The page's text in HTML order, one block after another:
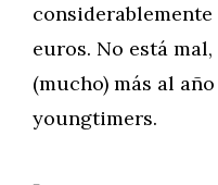
considerablemente
euros. No está mal,
(mucho) más al
youngtimers.